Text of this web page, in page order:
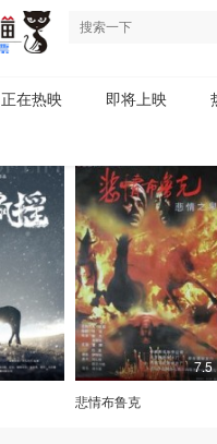
正在热映 即将上映
7.5
悲情布鲁克